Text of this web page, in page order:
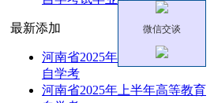
最新添加
河南省2025年上半年高等教育
自学考
河南省2025年上半年高等教育
微信交谈